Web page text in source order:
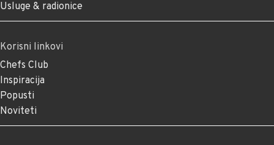
Usluge & radionice
Korisni linkovi
Chefs Club
Inspiracija
Popusti
Noviteti